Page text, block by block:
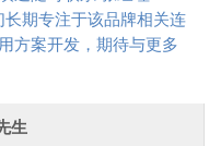
长期专注于该品牌相关连
方案开发，期待与更多
生